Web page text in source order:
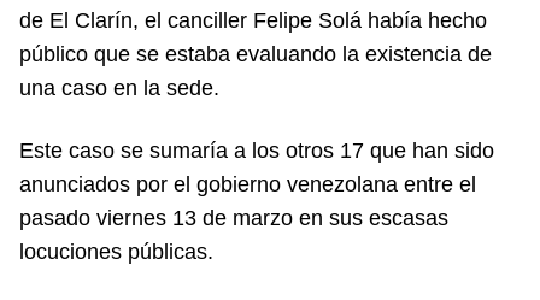
de El Clarín, el canciller Felipe Solá había hecho
público que se estaba evaluando la existencia de
una caso en la sede.
Este caso se sumaría a los otros 17 que han sido
anunciados por el gobierno venezolana entre el
pasado viernes 13 de marzo en sus escasas
locuciones públicas.